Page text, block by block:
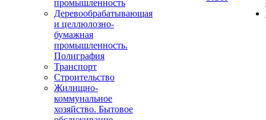
промышленность
Деревообрабатывающая
и целлюлозно-
бумажная
промышленность.
Полиграфия
Транспорт
Строительство
Жилищно-
коммунальное
хозяйство. Бытовое